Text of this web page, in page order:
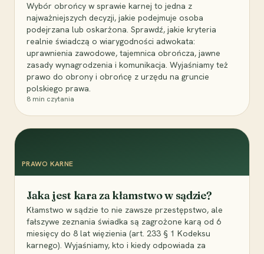
Wybór obrońcy w sprawie karnej to jedna z
najważniejszych decyzji, jakie podejmuje osoba
podejrzana lub oskarżona. Sprawdź, jakie kryteria
realnie świadczą o wiarygodności adwokata:
uprawnienia zawodowe, tajemnica obrończa, jawne
zasady wynagrodzenia i komunikacja. Wyjaśniamy też
prawo do obrony i obrońcę z urzędu na gruncie
polskiego prawa.
8 min czytania
PRAWO KARNE
Jaka jest kara za kłamstwo w sądzie?
Kłamstwo w sądzie to nie zawsze przestępstwo, ale
fałszywe zeznania świadka są zagrożone karą od 6
miesięcy do 8 lat więzienia (art. 233 § 1 Kodeksu
karnego). Wyjaśniamy, kto i kiedy odpowiada za